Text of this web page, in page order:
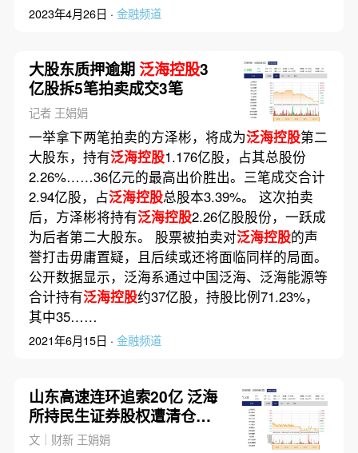
2023年4月26日 · 金融频道
大股东质押逾期泛海控股3
亿股拆5笔拍卖成交3笔
记者 王娟娟
一举拿下两笔拍卖的方泽彬，将成为泛海控股第二
大股东，持有泛海控股1.176亿股，占其总股份
2.26%……36亿元的最高出价胜出。三笔成交合计
2.94亿股，占泛海控股总股本3.39%。 这次拍卖
后，方泽彬将持有泛海控股2.26亿股股份，一跃成
为后者第二大股东。 股票被拍卖对泛海控股的声
誉打击毋庸置疑，且后续或还将面临同样的局面。
公开数据显示，泛海系通过中国泛海、泛海能源等
合计持有泛海控股约37亿股，持股比例71.23%，
其中35……
2021年6月15日 · 金融频道
山东高速连环追索20亿 泛海
所持民生证券股权遭清仓拍
卖
文｜财新 王娟娟